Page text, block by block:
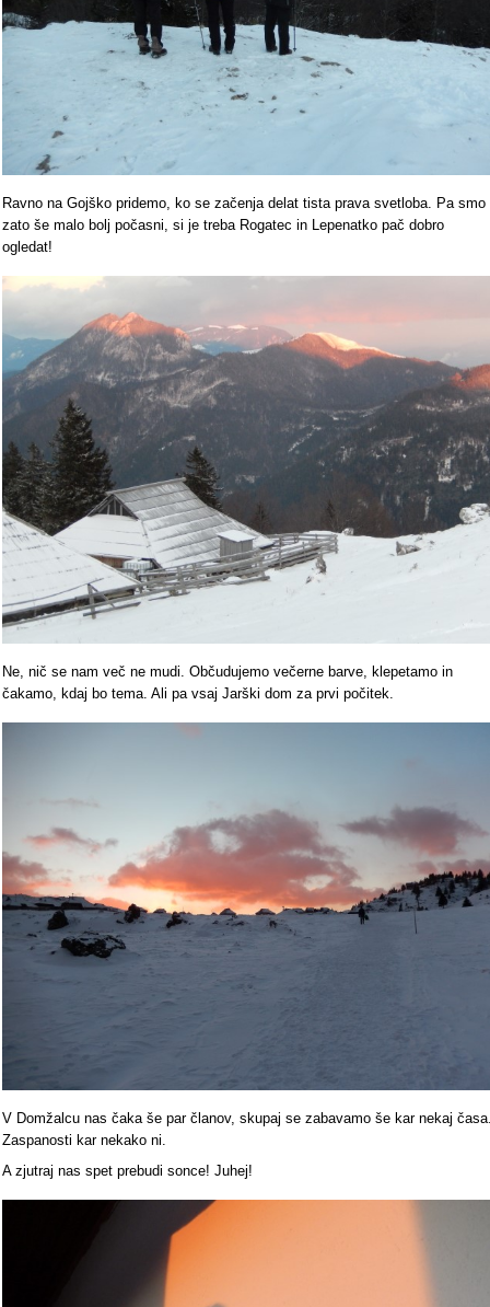
Ravno na Gojško pridemo, ko se začenja delat tista prava svetloba. Pa smo
zato še malo bolj počasni, si je treba Rogatec in Lepenatko pač dobro
ogledat!
Ne, nič se nam več ne mudi. Občudujemo večerne barve, klepetamo in
čakamo, kdaj bo tema. Ali pa vsaj Jarški dom za prvi počitek.
V Domžalcu nas čaka še par članov, skupaj se zabavamo še kar nekaj
Zaspanosti kar nekako ni.
A zjutraj nas spet prebudi sonce! Juhej!